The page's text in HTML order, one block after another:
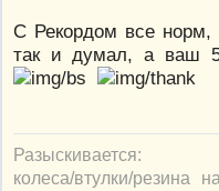
С Рекордом все норм,
так и думал, а ваш
Разыскивается:
колеса/втулки/резина